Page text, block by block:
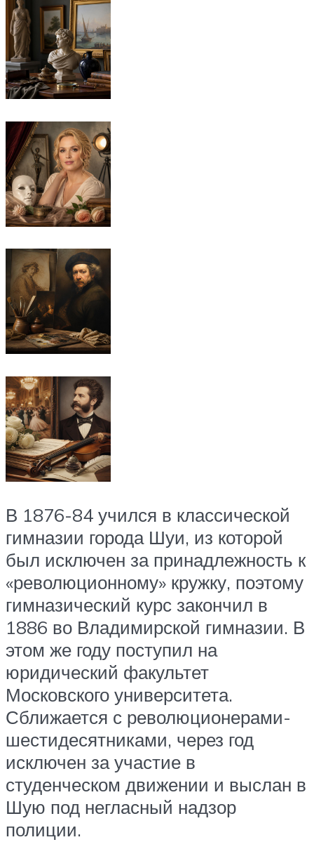
В 1876-84 учился в классической
гимназии города Шуи, из которой
был исключен за принадлежность к
«революционному» кружку, поэтому
гимназический курс закончил в
1886 во Владимирской гимназии. В
этом же году поступил на
юридический факультет
Московского университета.
Сближается с революционерами-
шестидесятниками, через год
исключен за участие в
студенческом движении и выслан в
Шую под негласный надзор
полиции.